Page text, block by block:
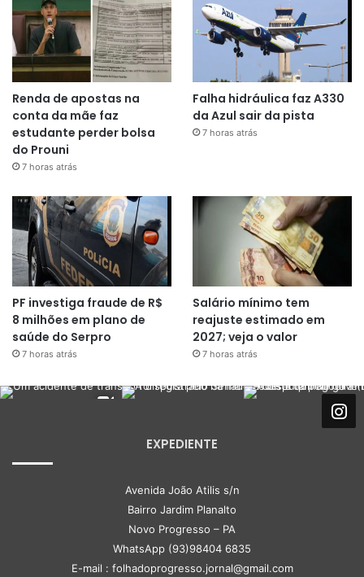
Renda de apostas na
conta da mãe faz
estudante perder bolsa
do Prouni
7 horas atrás
Falha hidráulica faz A330
da Azul sair da pista
7 horas atrás
PF investiga fraude de R$
8 milhões em plano de
saúde do Serpro
7 horas atrás
Salário mínimo tem
reajuste estimado em
2027; veja o valor
7 horas atrás
EXPEDIENTE
Avenida João Atilis s/n
Bairro Jardim Planalto
Novo Progresso – PA
WhatsApp (93)98404 6835
E-mail : folhadoprogresso.jornal@gmail.com